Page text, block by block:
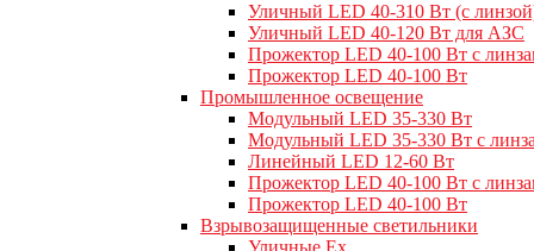
Уличный LED 40-310 Вт (с
Уличный LED 40-120 Вт для АЗС
Прожектор LED 40-100 Вт с
Прожектор LED 40-100 Вт
Промышленное освещение
Модульный LED 35-330 Вт
Модульный LED 35-330 Вт с
Линейный LED 12-60 Вт
Прожектор LED 40-100 Вт с
Прожектор LED 40-100 Вт
Взрывозащищенные светильники
Уличные Ex